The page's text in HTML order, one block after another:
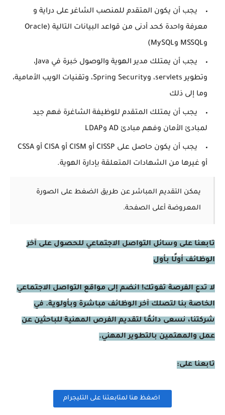
يجب أن يكون المتقدم للمنصب الشاغر على دراية و
معرفة واحدة كحد أدنى من قواعد البيانات التالية (Oracle
وMSSQL وMySQL)
يجب أن يمتلك مدير الهوية والوصول خبرة في Java،
وتطوير servlets، وSpring Security، وتقنيات الويب الأمامية،
وما إلى ذلك
يجب أن يمتلك المتقدم للوظيفة الشاغرة فهم جيد
لمبادئ الأمان وفهم مبادئ AD وLDAP
يجب أن يكون حاصل على CISSP أو CISM أو CISA أو CSSA
أو غيرها من الشهادات المتعلقة بإدارة الهوية.
يمكن التقديم المباشر عن طريق الضغط على الصورة
المعروضة أعلى الصفحة.
تابعنا على وسائل التواصل الاجتماعي للحصول على آخر
الوظائف أولًا بأول
لا تدع الفرصة تفوتك! انضم إلى مواقع التواصل الاجتماعي
الخاصة بنا لتصلك آخر الوظائف مباشرة وبأولوية. في
شركتنا، نسعى دائمًا لتقديم الفرص المهنية للباحثين عن
عمل والمهتمين بالتطوير المهني.
تابعنا على:
اضغظ هنا لمتابعتنا على التليجرام